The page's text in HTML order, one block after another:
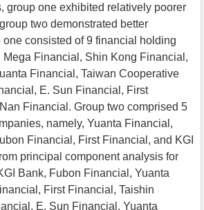
group one exhibited relatively poorer
two demonstrated better
one consisted of 9 financial holding
Mega Financial, Shin Kong Financial,
Financial, Taiwan Cooperative
E. Sun Financial, First
Financial. Group two comprised 5
namely, Yuanta Financial,
Financial, First Financial, and KGI
principal component analysis for
Bank, Fubon Financial, Yuanta
First Financial, Taishin
E. Sun Financial, Yuanta